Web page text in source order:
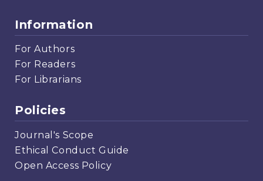
Information
For Authors
For Readers
For Librarians
Policies
Journal's Scope
Ethical Conduct Guide
Open Access Policy